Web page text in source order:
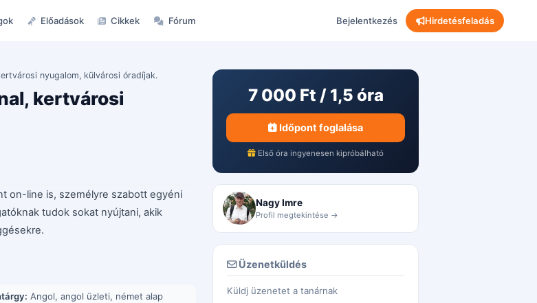
Előadások Cikkek Fórum Bejelentkezés Hirdetésfeladás
nyugalom, külvárosi óradíjak.
kertvárosi
on-line is, személyre szabott egyéni
tudok sokat nyújtani, akik
Angol, angol üzleti, német alap
7 000 Ft / 1,5 óra
Időpont foglalása
Első óra ingyenesen kipróbálható
Nagy Imre
Profil megtekintése →
Üzenetküldés
Küldj üzenetet a tanárnak